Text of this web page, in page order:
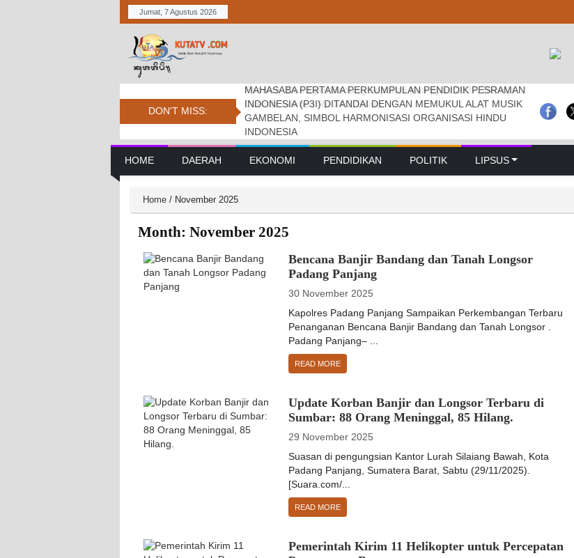
Jumat, 7 Agustus 2026
DON'T MISS:
MAHASABA PERTAMA PERKUMPULAN PENDIDIK PESRAMAN
INDONESIA (P3I) DITANDAI DENGAN MEMUKUL ALAT MUSIK
GAMBELAN, SIMBOL HARMONISASI ORGANISASI HINDU
INDONESIA
Bupati Dukung Pramuka Kwarcab Badung Berprestasi Di
Jambore Nasional
Pemkab. Dan Dprd Badung Sepakati Kua-ppas 2027, Belanja
Daerah Tembus Rp 14,2 Triliun
Main Navigation
HOME DAERAH EKONOMI PENDIDIKAN POLITIK LIPSUS
Home / November 2025
Month: November 2025
Bencana Banjir Bandang dan Tanah Longsor
Padang Panjang
30 November 2025
Kapolres Padang Panjang Sampaikan Perkembangan Terbaru
Penanganan Bencana Banjir Bandang dan Tanah Longsor .
Padang Panjang– ...
READ MORE
Update Korban Banjir dan Longsor Terbaru di
Sumbar: 88 Orang Meninggal, 85 Hilang.
29 November 2025
Suasan di pengungsian Kantor Lurah Silaiang Bawah, Kota
Padang Panjang, Sumatera Barat, Sabtu (29/11/2025).
[Suara.com/...
READ MORE
Pemerintah Kirim 11 Helikopter untuk Percepatan